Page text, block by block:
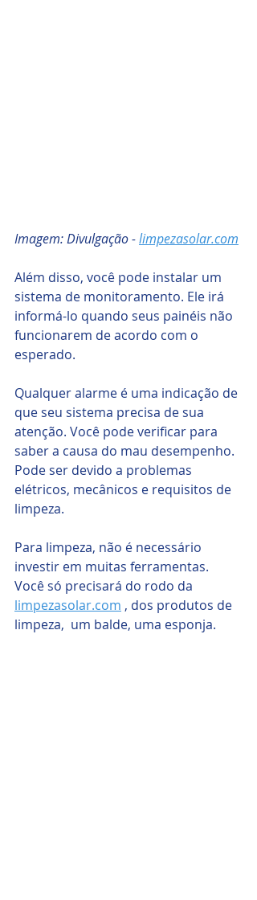
Imagem: Divulgação - limpezasolar.com
Além disso, você pode instalar um
sistema de monitoramento. Ele irá
informá-lo quando seus painéis não
funcionarem de acordo com o
esperado.
Qualquer alarme é uma indicação de
que seu sistema precisa de sua
atenção. Você pode verificar para
saber a causa do mau desempenho.
Pode ser devido a problemas
elétricos, mecânicos e requisitos de
limpeza.
Para limpeza, não é necessário
investir em muitas ferramentas.
Você só precisará do rodo da
limpezasolar.com , dos produtos de
limpeza,  um balde, uma esponja.